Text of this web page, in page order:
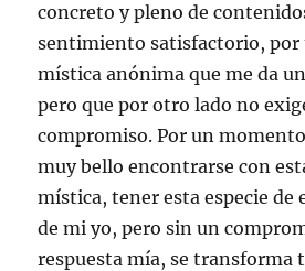
concreto y pleno de
sentimiento satisfactorio, por
mística anónima que me da
pero que por otro lado no
compromiso. Por un
muy bello encontrarse con
mística, tener esta especie de
de mi yo, pero sin un
respuesta mía, se transforma